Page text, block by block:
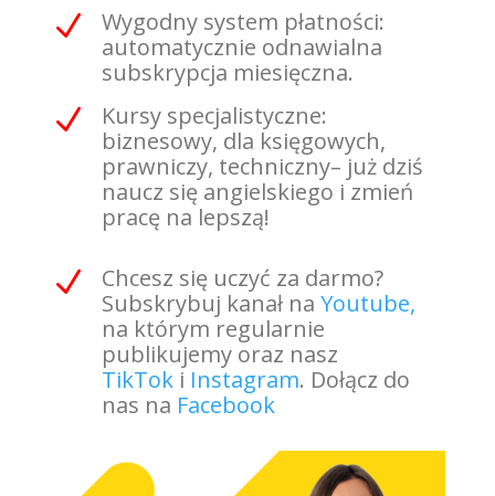
N
Wygodny system płatności:
automatycznie odnawialna
subskrypcja miesięczna.
N
Kursy specjalistyczne:
biznesowy, dla księgowych,
prawniczy, techniczny– już dziś
naucz się angielskiego i zmień
pracę na lepszą!
N
Chcesz się uczyć za darmo?
Subskrybuj kanał na Youtube,
na którym regularnie
publikujemy oraz nasz
TikToki Instagram. Dołącz do
nas na Facebook